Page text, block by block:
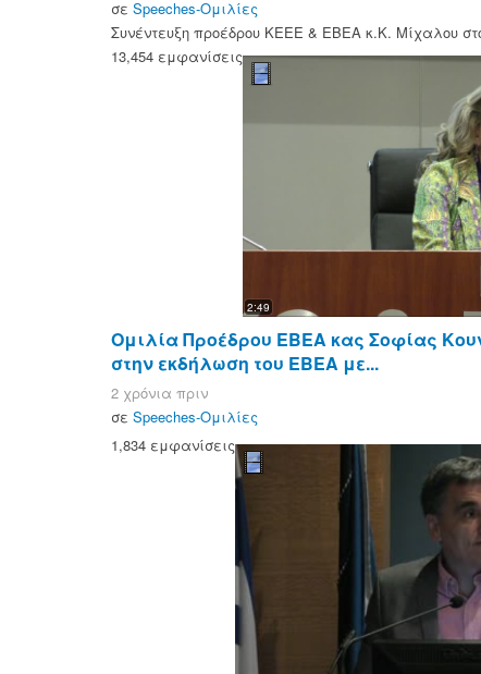
σε Speeches-Ομιλίες
Συνέντευξη προέδρου ΚΕΕΕ & ΕΒΕΑ κ.Κ. Μίχαλου
13,454 εμφανίσεις
2:49
Ομιλία Προέδρου ΕΒΕΑ κας Σοφίας
στην εκδήλωση του ΕΒΕΑ με...
2 χρόνια πριν
σε Speeches-Ομιλίες
1,834 εμφανίσεις